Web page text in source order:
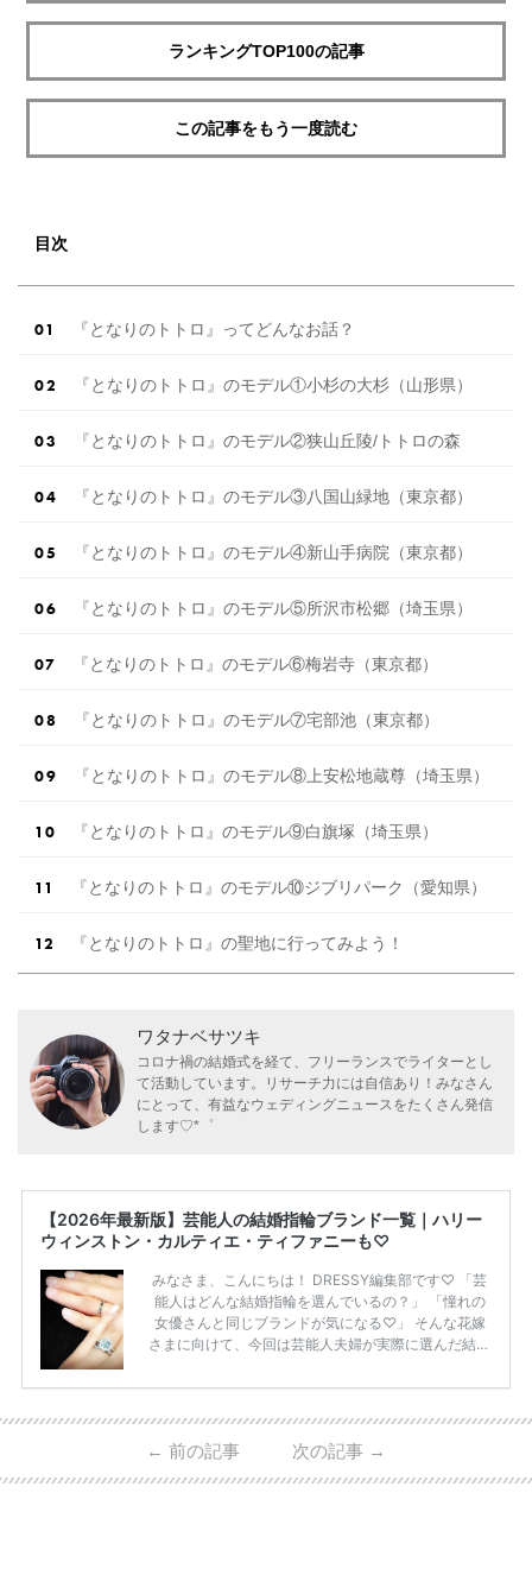
ランキングTOP100の記事
この記事をもう一度読む
目次
『となりのトトロ』ってどんなお話？
『となりのトトロ』のモデル①小杉の大杉（山形県）
『となりのトトロ』のモデル②狭山丘陵/トトロの森
『となりのトトロ』のモデル③八国山緑地（東京都）
『となりのトトロ』のモデル④新山手病院（東京都）
『となりのトトロ』のモデル⑤所沢市松郷（埼玉県）
『となりのトトロ』のモデル⑥梅岩寺（東京都）
『となりのトトロ』のモデル⑦宅部池（東京都）
『となりのトトロ』のモデル⑧上安松地蔵尊（埼玉県）
『となりのトトロ』のモデル⑨白旗塚（埼玉県）
『となりのトトロ』のモデル⑩ジブリパーク（愛知県）
『となりのトトロ』の聖地に行ってみよう！
ワタナベサツキ
コロナ禍の結婚式を経て、フリーランスでライターとし
て活動しています。リサーチ力には自信あり！みなさん
にとって、有益なウェディングニュースをたくさん発信
します♡*゜
【2026年最新版】芸能人の結婚指輪ブランド一覧｜ハリー
ウィンストン・カルティエ・ティファニーも♡
みなさま、こんにちは！ DRESSY編集部です♡ 「芸
能人はどんな結婚指輪を選んでいるの？」 「憧れの
女優さんと同じブランドが気になる♡」 そんな花嫁
さまに向けて、今回は芸能人夫婦が実際に選んだ結婚
ーウィンストンやカルティエ、ティファニーなど世界
日本で人気のブランドまで幅広くご紹介。 さらに、
・愛用している芸能人夫婦 ・リングの特徴や魅力 ・
← 前の記事 次の記事 →